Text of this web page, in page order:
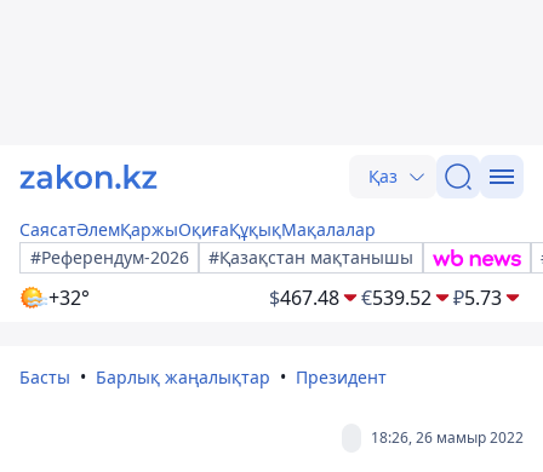
Қаз
СаясатӘлемҚаржыОқиғаҚұқықМақалалар
#Референдум-2026
#Қазақстан мақтанышы
+32° $467.48 €539.52 ₽5.73
Басты Барлық жаңалықтар Президент
18:26, 26 мамыр 2022